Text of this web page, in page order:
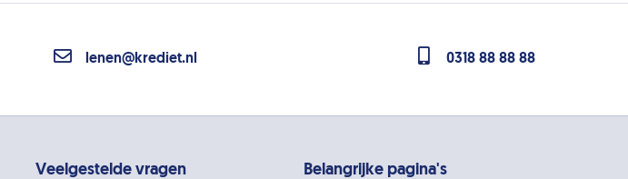
lenen@krediet.nl 0318 88 88 88
Veelgestelde vragen Belangrijke pagina's